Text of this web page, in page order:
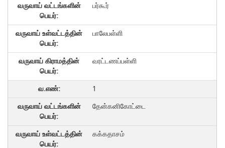
பர்கூர்
பாலேபள்ளி
வரட்டணப்பள்ளி
1
தேன்கனிகோட்டை
கக்கதாசம்